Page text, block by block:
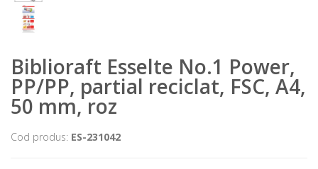
Biblioraft Esselte No.1 Power,
PP/PP, partial reciclat, FSC, A4,
50 mm, roz
Cod produs: ES-231042